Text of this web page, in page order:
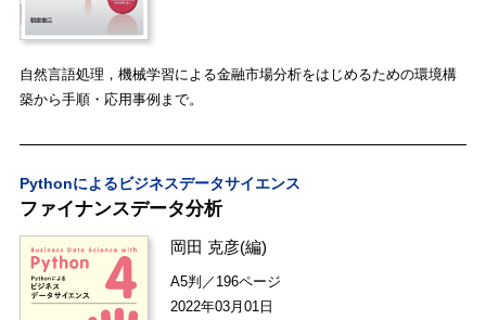
自然言語処理，機械学習による金融市場分析をはじめるための環境構
築から手順・応用事例まで。
Pythonによるビジネスデータサイエンス
ファイナンスデータ分析
岡田 克彦(編)
A5判／196ページ
2022年03月01日